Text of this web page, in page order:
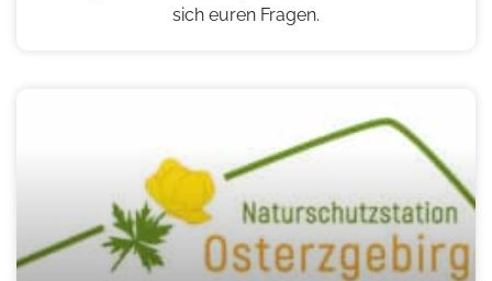
sich euren Fragen.